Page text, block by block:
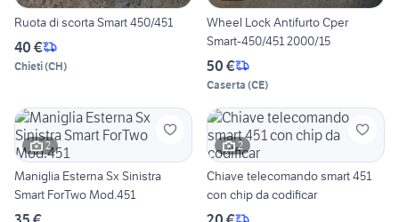
Ruota di scorta Smart 450/451
40 €
Chieti(CH)
Wheel Lock Antifurto Cper
Smart-450/451 2000/15
50 €
Caserta (CE)
2
Maniglia Esterna Sx Sinistra
Smart ForTwo Mod.451
2
Chiave telecomando smart 451
con chip da codificar